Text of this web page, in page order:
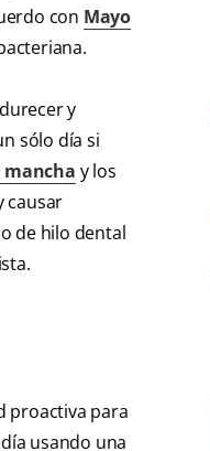
con Mayo
y
sólo día si
y los
causar
de hilo dental
proactiva para
usando una